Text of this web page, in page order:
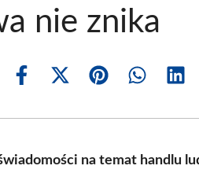
nie znika
Share
Share
(Twitter)
Share Share
na temat handlu